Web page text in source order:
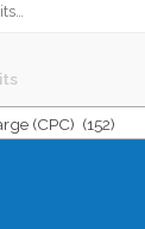
(CPC) (152)